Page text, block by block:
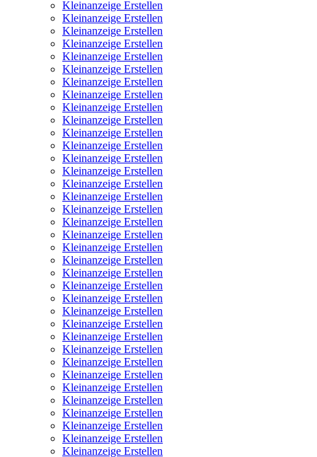
Kleinanzeige Erstellen
Kleinanzeige Erstellen
Kleinanzeige Erstellen
Kleinanzeige Erstellen
Kleinanzeige Erstellen
Kleinanzeige Erstellen
Kleinanzeige Erstellen
Kleinanzeige Erstellen
Kleinanzeige Erstellen
Kleinanzeige Erstellen
Kleinanzeige Erstellen
Kleinanzeige Erstellen
Kleinanzeige Erstellen
Kleinanzeige Erstellen
Kleinanzeige Erstellen
Kleinanzeige Erstellen
Kleinanzeige Erstellen
Kleinanzeige Erstellen
Kleinanzeige Erstellen
Kleinanzeige Erstellen
Kleinanzeige Erstellen
Kleinanzeige Erstellen
Kleinanzeige Erstellen
Kleinanzeige Erstellen
Kleinanzeige Erstellen
Kleinanzeige Erstellen
Kleinanzeige Erstellen
Kleinanzeige Erstellen
Kleinanzeige Erstellen
Kleinanzeige Erstellen
Kleinanzeige Erstellen
Kleinanzeige Erstellen
Kleinanzeige Erstellen
Kleinanzeige Erstellen
Kleinanzeige Erstellen
Kleinanzeige Erstellen